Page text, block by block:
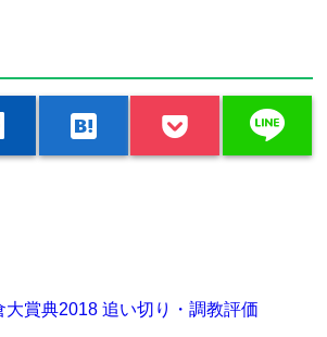
hatenabookmark line
大賞典2018 追い切り・調教評価